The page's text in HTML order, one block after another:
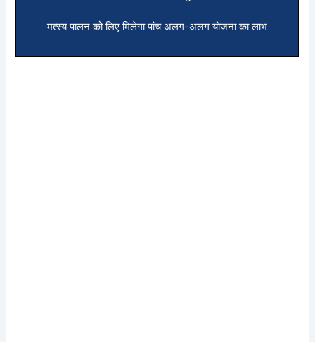
मत्स्य पालन को लिए मिलेगा पांच अलग-अलग योजना का लाभ